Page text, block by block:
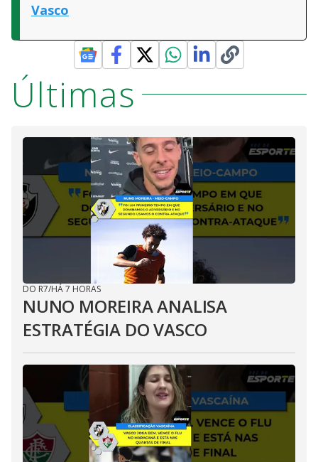
Vasco
Últimas
DO R7/HÁ 7 HORAS
NUNO MOREIRA ANALISA
ESTRATÉGIA DO VASCO